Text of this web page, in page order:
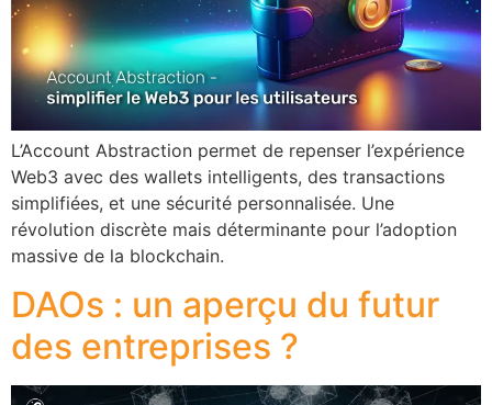
L’Account Abstraction permet de repenser l’expérience
Web3 avec des wallets intelligents, des transactions
simplifiées, et une sécurité personnalisée. Une
révolution discrète mais déterminante pour l’adoption
massive de la blockchain.
DAOs : un aperçu du futur
des entreprises ?